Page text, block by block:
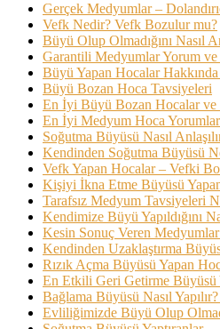
Gerçek Medyumlar –
Vefk Nedir? Vefk Bozulur mu?
Büyü Olup Olmadığını Nasıl
Garantili Medyumlar Yorum
Büyü Yapan Hocalar
Büyü Bozan Hoca Tavsiyeleri
En İyi Büyü Bozan Hocalar
En İyi Medyum Hoca
Soğutma Büyüsü Nasıl
Kendinden Soğutma Büyüsü
Vefk Yapan Hocalar – Vefki
Kişiyi İkna Etme Büyüsü
Tarafsız Medyum Tavsiyeleri
Kendimize Büyü Yapıldığını
Kesin Sonuç Veren
Kendinden Uzaklaştırma
Rızık Açma Büyüsü Yapan
En Etkili Geri Getirme Büyüsü
Bağlama Büyüsü Nasıl
Evliliğimizde Büyü Olup